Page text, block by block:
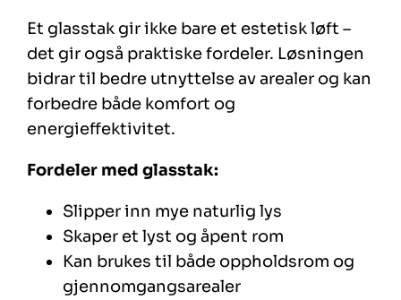
Et glasstak gir ikke bare et estetisk løft –
det gir også praktiske fordeler. Løsningen
bidrar til bedre utnyttelse av arealer og kan
forbedre både komfort og
energieffektivitet.
Fordeler med glasstak:
Slipper inn mye naturlig lys
Skaper et lyst og åpent rom
Kan brukes til både oppholdsrom og
gjennomgangsarealer